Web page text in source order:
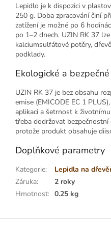
Lepidlo je k dispozici v
250 g. Doba zpracování činí
zatížení je možné po 6
po 1–2 dnech. UZIN RK 37
kalciumsulfátové potěry,
podklady.
Ekologické a
UZIN RK 37 je bez obsahu
emise (EMICODE EC 1
aplikaci a šetrnost k
třeba dodržovat
protože produkt obsahuje
Doplňkové parametry
Kategorie:
Lepidla na
Záruka:
2 roky
Hmotnost: 0.25 kg
Z